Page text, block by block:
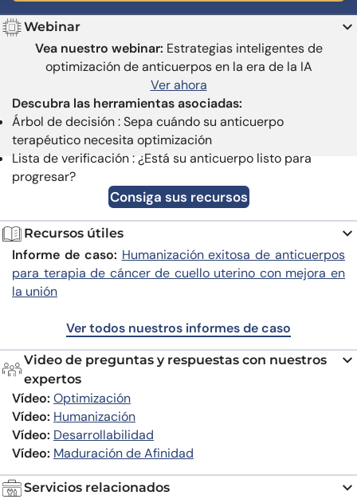
Webinar
Vea nuestro webinar: Estrategias inteligentes de
optimización de anticuerpos en la era de la IA
Ver ahora
Descubra las herramientas asociadas:
Árbol de decisión : Sepa cuándo su anticuerpo
terapéutico necesita optimización
Lista de verificación : ¿Está su anticuerpo listo para
progresar?
Consiga sus recursos
Recursos útiles
Informe de caso: Humanización exitosa de anticuerpos
para terapia de cáncer de cuello uterino con mejora en
la unión
Ver todos nuestros informes de caso
Video de preguntas y respuestas con nuestros
expertos
Vídeo: Optimización
Vídeo: Humanización
Vídeo: Desarrollabilidad
Vídeo: Maduración de Afinidad
Servicios relacionados